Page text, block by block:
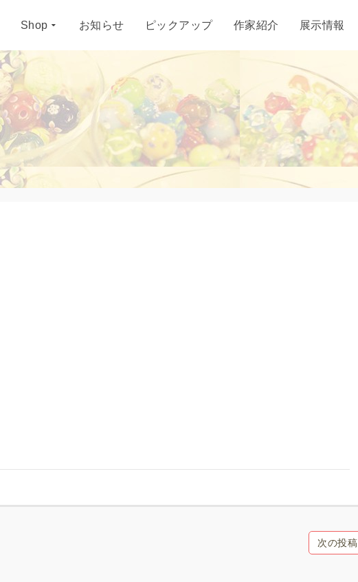
Shop お知らせ ピックアップ 作家紹介 展示情報
次の投稿